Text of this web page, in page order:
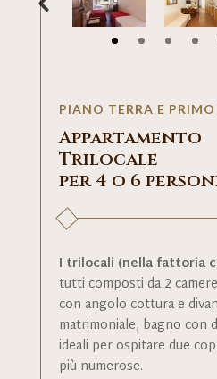
PIANO TERRA E
Appartamento
Trilocale
per 4 o 6
I trilocali (nella fattoria
tutti composti da 2
con angolo cottura e
matrimoniale, bagno con
ideali per ospitare due
più numerose.